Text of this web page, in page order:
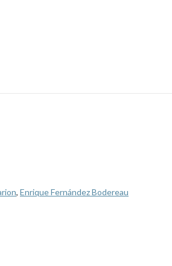
, Enrique Fernández Bodereau